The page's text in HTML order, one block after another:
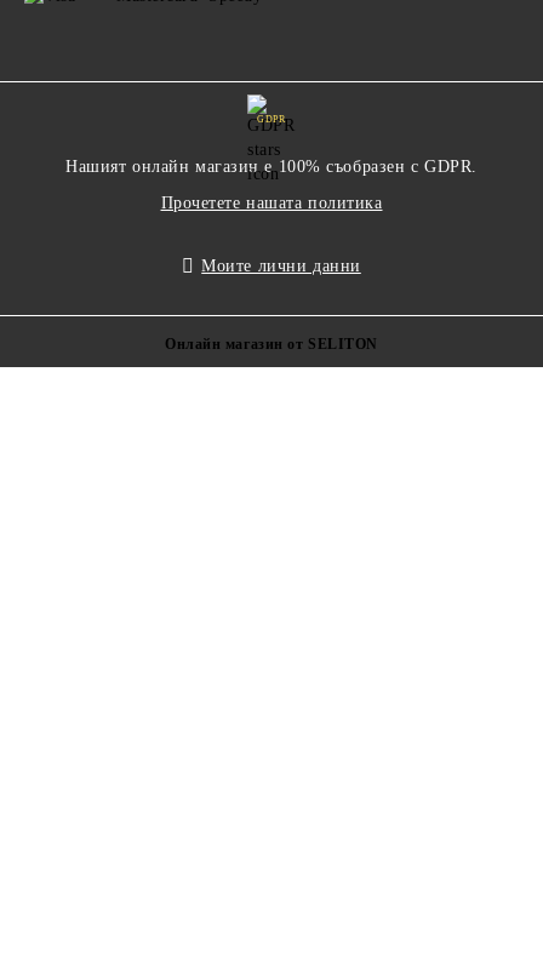
GDPR
Нашият онлайн магазин е 100% съобразен с GDPR.
Прочетете нашата политика
Моите лични данни
Онлайн магазин от SELITON